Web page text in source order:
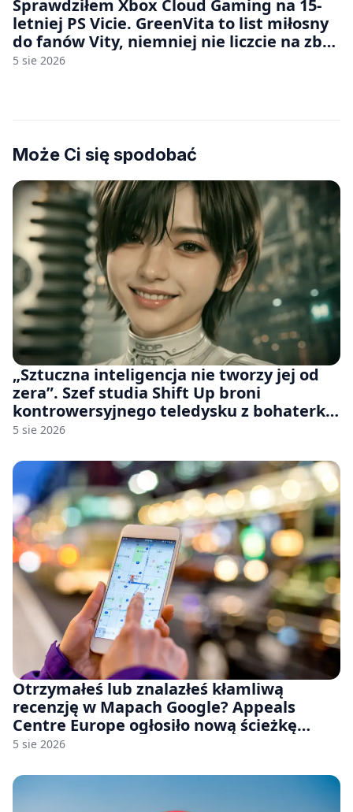
Sprawdziłem Xbox Cloud Gaming na 15-
letniej PS Vicie. GreenVita to list miłosny
do fanów Vity, niemniej nie liczcie na zbyt
wiele [FELIETON]
5 sie 2026
Może Ci się spodobać
„Sztuczna inteligencja nie tworzy jej od
zera”. Szef studia Shift Up broni
kontrowersyjnego teledysku z bohaterką
Stellar Blade: Blood Rain
5 sie 2026
Otrzymałeś lub znalazłeś kłamliwą
recenzję w Mapach Google? Appeals
Centre Europe ogłosiło nową ścieżkę
odwoławczą dla firm i konsumentów
5 sie 2026